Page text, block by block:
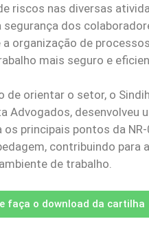
riscos nas diversas
segurança dos
organização de
mais seguro e
de orientar o setor, o
Advogados, desenvolveu
os principais pontos da
contribuindo para
de trabalho.
faça o download da cartilha